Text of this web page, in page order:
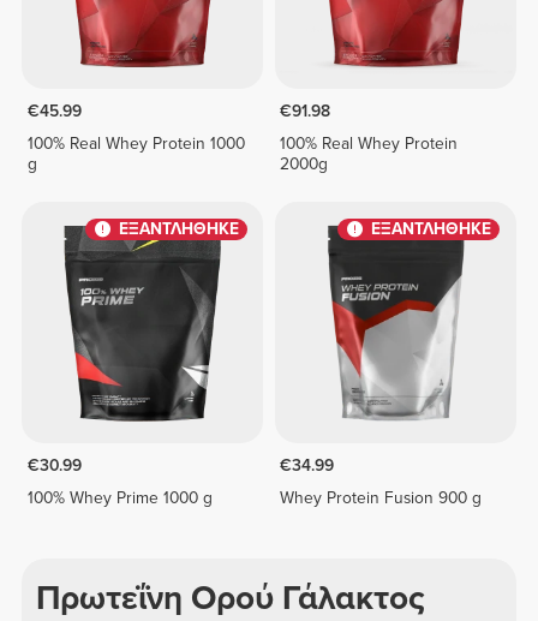
€45.99
100% Real Whey Protein 1000
g
€91.98
100% Real Whey Protein
2000g
ΕΞΑΝΤΛΗΘΗΚΕ
€30.99
100% Whey Prime 1000 g
ΕΞΑΝΤΛΗΘΗΚΕ
€34.99
Whey Protein Fusion 900 g
Πρωτεΐνη Ορού Γάλακτος